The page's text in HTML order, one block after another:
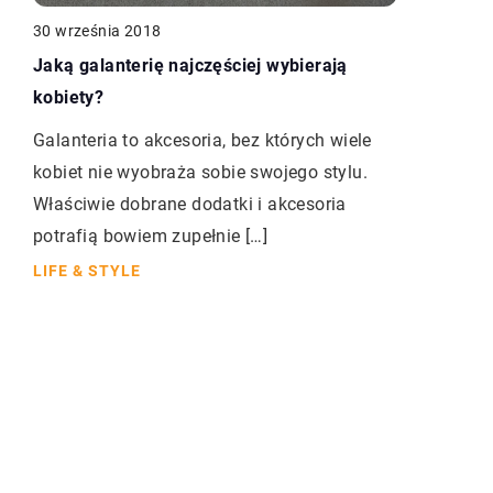
30 września 2018
Jaką galanterię najczęściej wybierają
kobiety?
Galanteria to akcesoria, bez których wiele
kobiet nie wyobraża sobie swojego stylu.
Właściwie dobrane dodatki i akcesoria
potrafią bowiem zupełnie […]
LIFE & STYLE